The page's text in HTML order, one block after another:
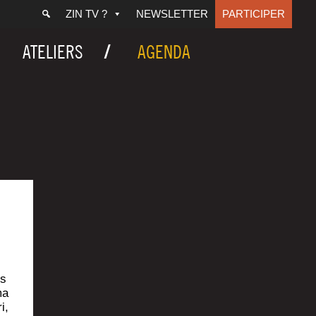
ZIN TV ? NEWSLETTER PARTICIPER
ATELIERS AGENDA